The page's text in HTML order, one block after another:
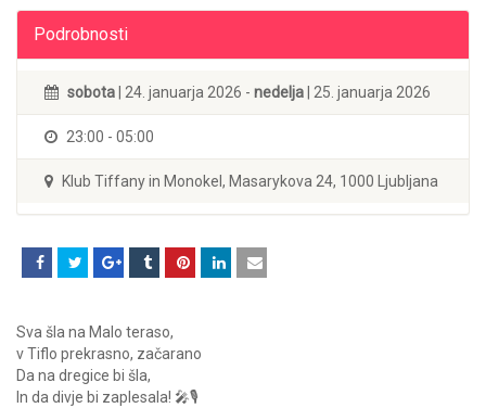
Podrobnosti
sobota | 24. januarja 2026 - nedelja | 25. januarja 2026
23:00 - 05:00
Klub Tiffany in Monokel, Masarykova 24, 1000 Ljubljana
Sva šla na Malo teraso,
v Tiflo prekrasno, začarano
Da na dregice bi šla,
In da divje bi zaplesala! 🎤🎙️